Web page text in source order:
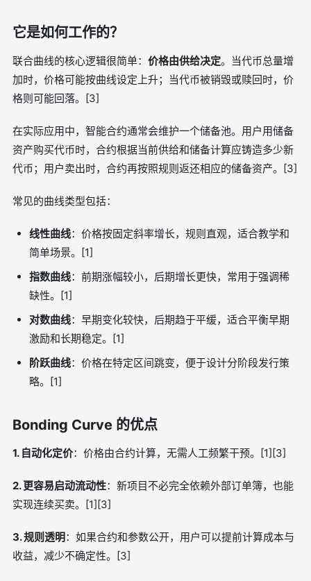
它是如何工作的？
联合曲线的核心逻辑很简单： 价格由供给决定。当代币总量增
加时，价格可能按曲线设定上升；当代币被销毁或赎回时，价
格则可能回落。[3]
在实际应用中，智能合约通常会维护一个储备池。用户用储备
资产购买代币时，合约根据当前供给和储备计算应铸造多少新
代币；用户卖出时，合约再按照规则返还相应的储备资产。[3]
常见的曲线类型包括：
线性曲线：价格按固定斜率增长，规则直观，适合教学和
简单场景。[1]
指数曲线：前期涨幅较小，后期增长更快，常用于强调稀
缺性。[1]
对数曲线：早期变化较快，后期趋于平缓，适合平衡早期
激励和长期稳定。[1]
阶跃曲线：价格在特定区间跳变，便于设计分阶段发行策
略。[1]
Bonding Curve 的优点
1. 自动化定价：价格由合约计算，无需人工频繁干预。[1][3]
2. 更容易启动流动性：新项目不必完全依赖外部订单簿，也能
实现连续买卖。[1][3]
3. 规则透明：如果合约和参数公开，用户可以提前计算成本与
收益，减少不确定性。[3]